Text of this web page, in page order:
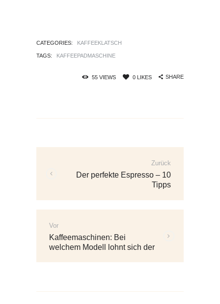
CATEGORIES: KAFFEEKLATSCH
TAGS: KAFFEEPADMASCHINE
55VIEWS 0LIKES SHARE
Zurück
Der perfekte Espresso – 10
Tipps
Vor
Beiträge:
Kaffeemaschinen: Bei
welchem Modell lohnt sich der